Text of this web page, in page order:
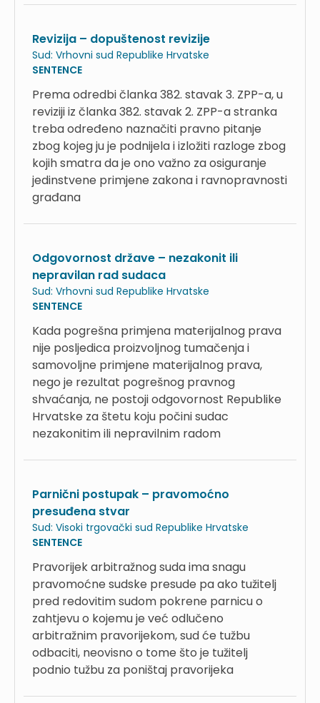
Revizija – dopuštenost revizije
Sud: Vrhovni sud Republike Hrvatske
SENTENCE
Prema odredbi članka 382. stavak 3. ZPP-a, u
reviziji iz članka 382. stavak 2. ZPP-a stranka
treba određeno naznačiti pravno pitanje
zbog kojeg ju je podnijela i izložiti razloge zbog
kojih smatra da je ono važno za osiguranje
jedinstvene primjene zakona i ravnopravnosti
građana
Odgovornost države – nezakonit ili
nepravilan rad sudaca
Sud: Vrhovni sud Republike Hrvatske
SENTENCE
Kada pogrešna primjena materijalnog prava
nije posljedica proizvoljnog tumačenja i
samovoljne primjene materijalnog prava,
nego je rezultat pogrešnog pravnog
shvaćanja, ne postoji odgovornost Republike
Hrvatske za štetu koju počini sudac
nezakonitim ili nepravilnim radom
Parnični postupak – pravomoćno
presuđena stvar
Sud: Visoki trgovački sud Republike Hrvatske
SENTENCE
Pravorijek arbitražnog suda ima snagu
pravomoćne sudske presude pa ako tužitelj
pred redovitim sudom pokrene parnicu o
zahtjevu o kojemu je već odlučeno
arbitražnim pravorijekom, sud će tužbu
odbaciti, neovisno o tome što je tužitelj
podnio tužbu za poništaj pravorijeka